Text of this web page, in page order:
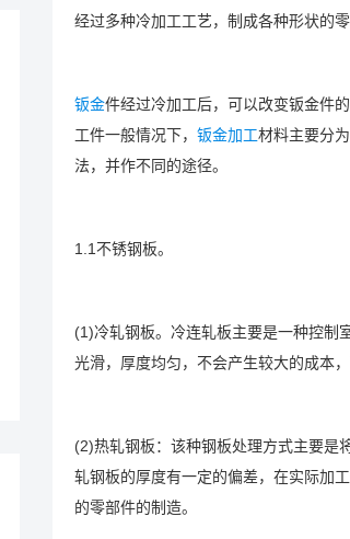
经过多种冷加工工艺，制成各种形状的零
钣金件经过冷加工后，可以改变钣金件
工件一般情况下， 钣金加工材料主要分为
法，并作不同的途径。
1.1不锈钢板。
(1)冷轧钢板。冷连轧板主要是一种控制
光滑，厚度均匀，不会产生较大的成本
(2)热轧钢板：该种钢板处理方式主要是
轧钢板的厚度有一定的偏差，在实际加
的零部件的制造。